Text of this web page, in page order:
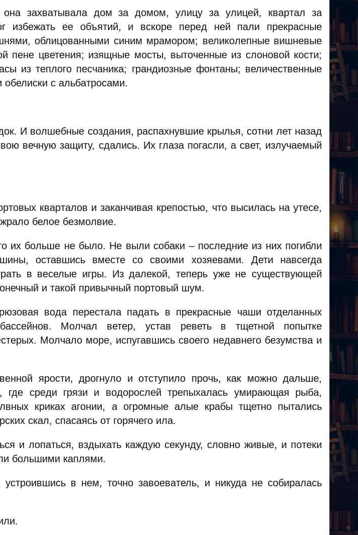
захватывала дом за домом, улицу за улицей, квартал за
избежать ее объятий, и вскоре перед ней пали прекрасные
облицованными синим мрамором; великолепные вишневые
пене цветения; изящные мосты, выточенные из слоновой кости;
из теплого песчаника; грандиозные фонтаны; величественные
обелиски с альбатросами.
И волшебные создания, распахнувшие крылья, сотни лет назад
вечную защиту, сдались. Их глаза погасли, а свет, излучаемый
кварталов и заканчивая крепостью, что высилась на утесе,
белое безмолвие.
их больше не было. Не выли собаки – последние из них погибли
оставшись вместе со своими хозяевами. Дети навсегда
в веселые игры. Из далекой, теперь уже не существующей
и такой привычный портовый шум.
вода перестала падать в прекрасные чаши отделанных
Молчал ветер, устав реветь в тщетной попытке
Молчало море, испугавшись своего недавнего безумства и
ярости, дрогнуло и отступило прочь, как можно дальше,
где среди грязи и водорослей трепыхалась умирающая рыба,
криках агонии, а огромные алые крабы тщетно пытались
скал, спасаясь от горячего ила.
и лопаться, вздыхать каждую секунду, словно живые, и потеки
большими каплями.
устроившись в нем, точно завоеватель, и никуда не собиралась